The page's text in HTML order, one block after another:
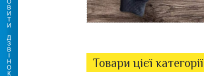
Товари цієї категорії